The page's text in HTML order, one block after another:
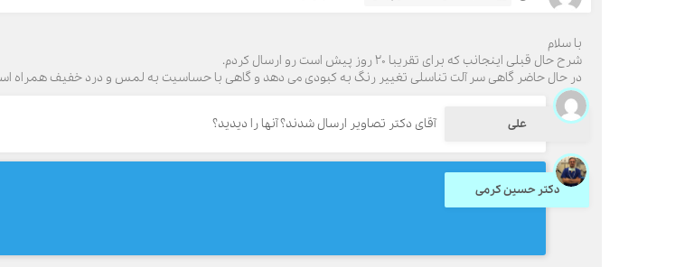
با سلام
شرح حال قبلی اینجانب که برای تقریبا ۲۰ روز پیش است رو ارسال کردم.
در حال حاضر گاهی سر آلت تناسلی تغییر رنگ به کبودی می دهد و گاهی با حساسیت به لمس و درد خفیف همراه
علی آقای دکتر تصاویر ارسال شدند؟ آنها را دیدید؟
دکتر حسین کرمی